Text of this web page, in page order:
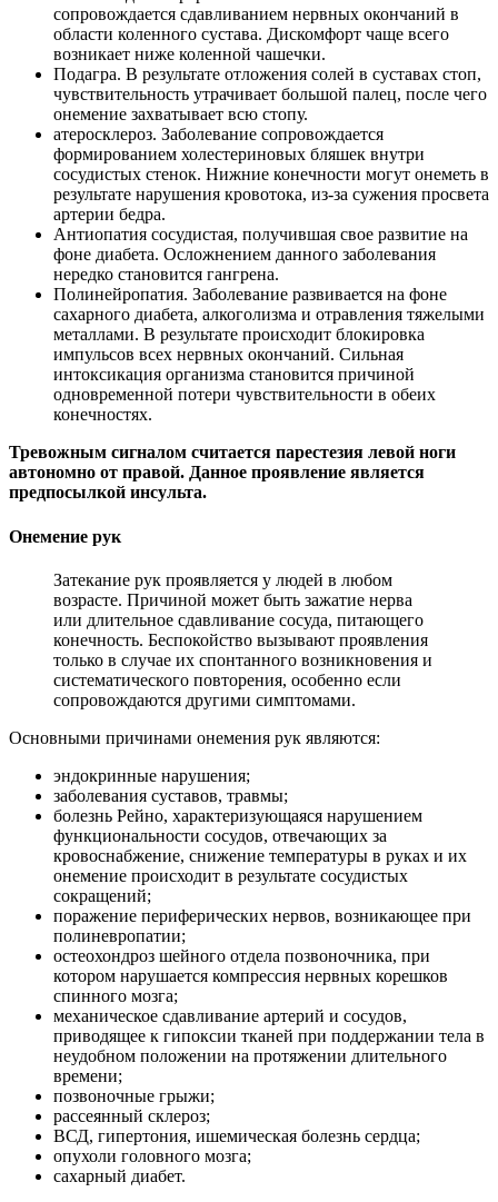
сопровождается сдавливанием нервных окончаний в
области коленного сустава. Дискомфорт чаще всего
возникает ниже коленной чашечки.
Подагра. В результате отложения солей в суставах стоп,
чувствительность утрачивает большой палец, после чего
онемение захватывает всю стопу.
атеросклероз. Заболевание сопровождается
формированием холестериновых бляшек внутри
сосудистых стенок. Нижние конечности могут онеметь в
результате нарушения кровотока, из-за сужения просвета
артерии бедра.
Антиопатия сосудистая, получившая свое развитие на
фоне диабета. Осложнением данного заболевания
нередко становится гангрена.
Полинейропатия. Заболевание развивается на фоне
сахарного диабета, алкоголизма и отравления тяжелыми
металлами. В результате происходит блокировка
импульсов всех нервных окончаний. Сильная
интоксикация организма становится причиной
одновременной потери чувствительности в обеих
конечностях.
Тревожным сигналом считается парестезия левой ноги
автономно от правой. Данное проявление является
предпосылкой инсульта.
Онемение рук
Затекание рук проявляется у людей в любом
возрасте. Причиной может быть зажатие нерва
или длительное сдавливание сосуда, питающего
конечность. Беспокойство вызывают проявления
только в случае их спонтанного возникновения и
систематического повторения, особенно если
сопровождаются другими симптомами.
Основными причинами онемения рук являются:
эндокринные нарушения;
заболевания суставов, травмы;
болезнь Рейно, характеризующаяся нарушением
функциональности сосудов, отвечающих за
кровоснабжение, снижение температуры в руках и их
онемение происходит в результате сосудистых
сокращений;
поражение периферических нервов, возникающее при
полиневропатии;
остеохондроз шейного отдела позвоночника, при
котором нарушается компрессия нервных корешков
спинного мозга;
механическое сдавливание артерий и сосудов,
приводящее к гипоксии тканей при поддержании тела в
неудобном положении на протяжении длительного
времени;
позвоночные грыжи;
рассеянный склероз;
ВСД, гипертония, ишемическая болезнь сердца;
опухоли головного мозга;
сахарный диабет.